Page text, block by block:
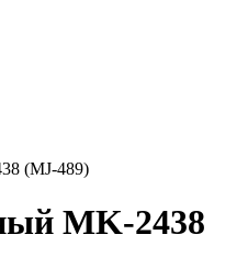
(MJ-489)
MK-2438